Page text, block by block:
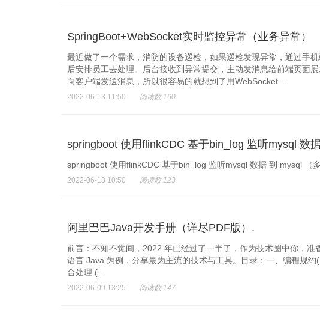
SpringBoot+WebSocket实时监控异常（业务异常）
最近做了一个需求，消防的设备巡检，如果巡检发现异常，通过手
后安排员工去处理。后台接收到异常提交，主动发消息给前端页面
向客户端发送消息，所以很容易的就想到了用WebSocket...
2022-06-13 11:50 阅读数 160
springboot 使用flinkCDC 基于bin_log 监听mysql 数
springboot 使用flinkCDC 基于bin_log 监听mysql 数据 到 mysql （多
2022-06-13 10:50 阅读数 123
阿里巴巴Java开发手册（详尽PDF版）.
前言：不知不觉间，2022 年已经过了一半了，作为技术圈中你，
语言 Java 为例，分享最为主流的技术与工具。目录：一、编程规
合处理.(...
2022-06-09 13:25 阅读数 147